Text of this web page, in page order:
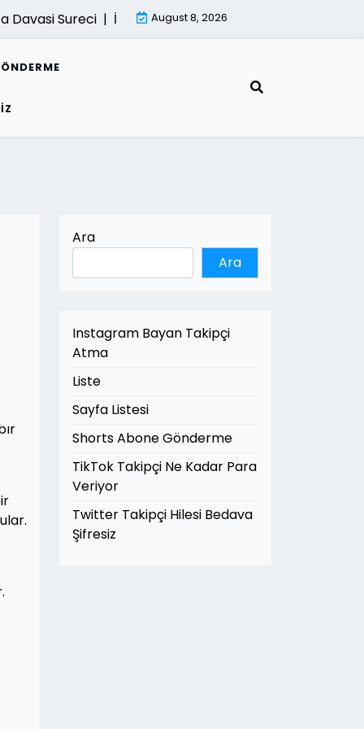
Sureci |İsletmeler İcin Dijital Donusum Rehberi |
August 8, 2026
Ara
Ara
Instagram Bayan Takipçi
Atma
Liste
Sayfa Listesi
Shorts Abone Gönderme
TikTok Takipçi Ne Kadar Para
Veriyor
Twitter Takipçi Hilesi Bedava
Şifresiz